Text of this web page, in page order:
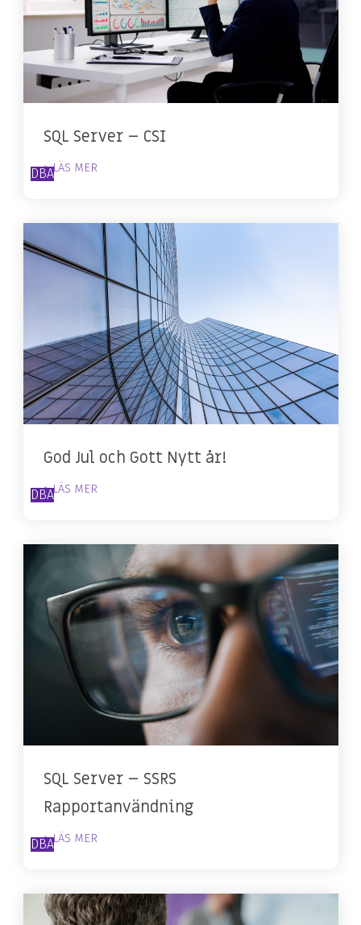
SQL Server – CSI
DBA> LÄS MER
God Jul och Gott Nytt år!
DBA> LÄS MER
SQL Server – SSRS
Rapportanvändning
DBA> LÄS MER